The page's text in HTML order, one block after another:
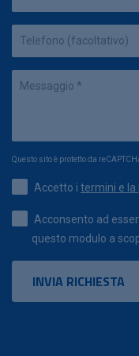
Questo sito è protetto da
Accetto i termini e la
Acconsento ad
questo modulo a